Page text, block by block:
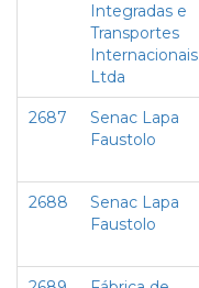
Integradas e
Transportes
Internacionais
Ltda
2687
Senac Lapa
Faustolo
2688
Senac Lapa
Faustolo